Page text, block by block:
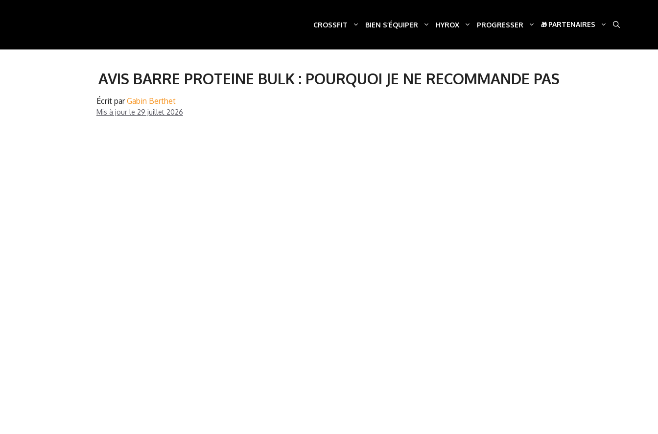
CROSSFIT BIEN S’ÉQUIPER HYROX PROGRESSER PARTENAIRES
AVIS BARRE PROTEINE BULK : POURQUOI JE NE RECOMMANDE PAS
Écrit parGabin Berthet
Mis à jour le 29 juillet 2026